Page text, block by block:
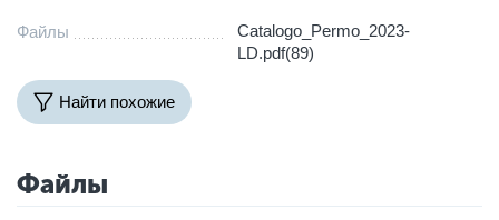
Файлы
Catalogo_Permo_2023-
LD.pdf(89)
Найти похожие
Файлы